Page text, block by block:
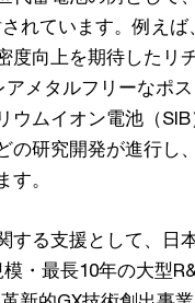
されています。例えば
度向上を期待したリ
アメタルフリーなポ
ウムイオン電池（
の研究開発が進行し
す。
する支援として、日
・最長10年の大型